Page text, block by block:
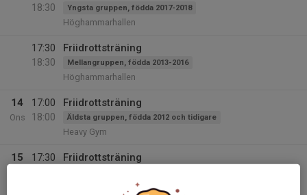
18:30
Yngsta gruppen, födda 2017-2018
Höghammarhallen
17:30
18:30
Friidrottsträning
Mellangruppen, födda 2013-2016
Höghammarhallen
14
Ons
17:00
18:00
Friidrottsträning
Äldsta gruppen, födda 2012 och tidigare
Heavy Gym
15
17:30
Friidrottsträning